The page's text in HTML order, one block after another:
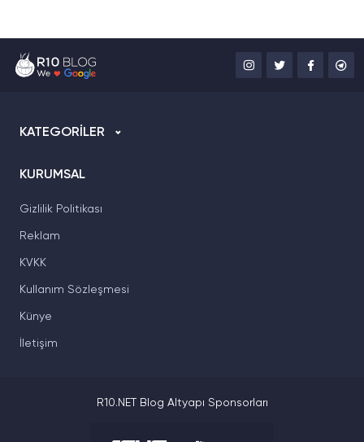
KATEGORİLER
KURUMSAL
Gizlilik Politikası
Reklam
KVKK
Kullanım Sözleşmesi
Künye
İletişim
R10.NET Blog Altyapı Sponsorları